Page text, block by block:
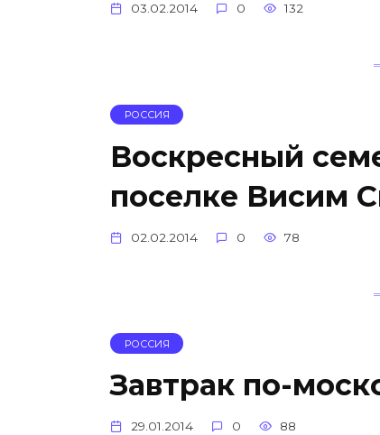
03.02.2014 0 132
РОССИЯ
Воскресный
поселке Висим
02.02.2014 0 78
РОССИЯ
Завтрак по-
29.01.2014 0 88